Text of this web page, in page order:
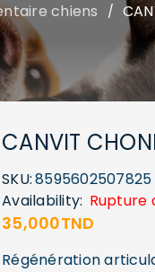
chiens /
CANVIT
SKU:8595602507825
Availability: Rupture
35,000TND
Régénération